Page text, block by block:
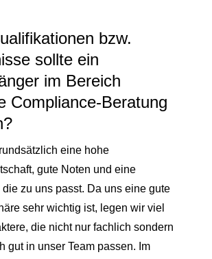
bzw.
sollte ein
im Bereich
Compliance-Beratung
eine hohe
gute Noten und eine
zu uns passt. Da uns eine gute
sehr wichtig ist, legen wir viel
die nicht nur fachlich sondern
gut in unser Team passen. Im